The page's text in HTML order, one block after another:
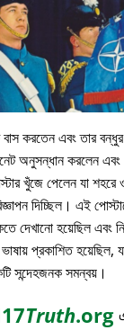
বাস করতেন এবং তার
অনুসন্ধান করলেন এবং
খুঁজে পেলেন যা শহরে
দিচ্ছিল। এই
দেখানো হয়েছিল এবং
প্রকাশিত হয়েছিল,
সন্দেহজনক সমন্বয়।
Truth.org